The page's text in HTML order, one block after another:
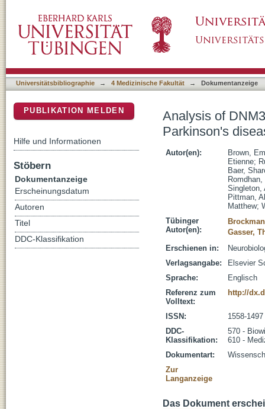
Universitätsbibliographie → 4 Medizinische Fakultät → Dokumentanzeige
Analysis of
Parkinson's
Autor(en):
Brown,
Etienne;
Baer,
Singleton,
Pittman,
Matthew;
Tübinger
Autor(en):
Gasser,
Erschienen in:
Verlagsangabe:
Elsevier
Sprache:
Englisch
Referenz zum
Volltext:
http://
ISSN:
1558-1497
DDC-
Klassifikation:
570 -
610 -
Dokumentart:
Zur
Langanzeige
Das Dokument
PUBLIKATION MELDEN
Hilfe und Informationen
Stöbern
Dokumentanzeige
Erscheinungsdatum
Autoren
Titel
DDC-Klassifikation